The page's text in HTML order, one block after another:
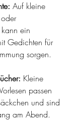
Auf kleine
ein
Gedichten für
sorgen.
Kleine
passen
und sind
am Abend.